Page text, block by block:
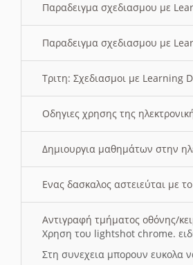
Παραδειγμα σχεδιασμου με
Παραδειγμα σχεδιασμου με
Τριτη: Σχεδιασμοι με Learning
Οδηγιες χρησης της
Δημιουργια μαθημάτων στην
Ενας δασκαλος αστειεύται με
Αντιγραφή τμήματος οθόνης/
Χρηση του lightshot chrome.
Στη συνεχεια μπορουν ευκολα